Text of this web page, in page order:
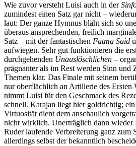
Wie zuvor versteht Luisi auch in der
zumindest einen Satz gar nicht –
laut: Der ganze Hymnus bläht sich so
überaus ansprechenden, freilich
Satz – mit der fantastischen Fatma Said
aufwiegen. Sehr gut funktionieren die
durchgehenden Unauslöschlichen –
prägnanter als im Rest werden Sinn und
Themen klar. Das Finale mit seinem
nur oberflächlich an Artillerie des Ersten
nimmt Luisi für den Geschmack des
schnell. Karajan liegt hier goldrichtig;
Virtuosität dient dem anschaulich
nicht wirklich. Unerträglich dann wieder
Ruder laufende Verbreiterung ganz zum
allerdings selbst der bekanntlich